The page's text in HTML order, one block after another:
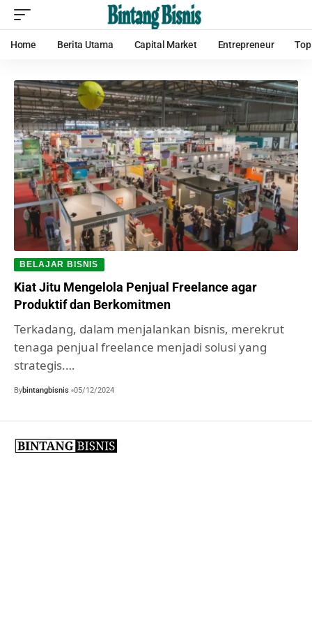
Home Berita Utama Capital Market Entrepreneur
BELAJAR BISNIS
Kiat Jitu Mengelola Penjual Freelance agar
Produktif dan Berkomitmen
Terkadang, dalam menjalankan bisnis, merekrut
tenaga penjual freelance menjadi solusi yang
strategis.…
Bybintangbisnis 05/12/2024